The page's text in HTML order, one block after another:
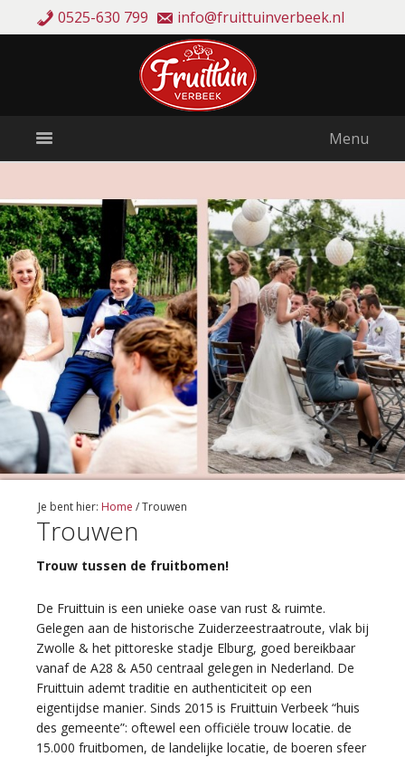
0525-630 799 info@fruittuinverbeek.nl
Menu
Je bent hier: Home /Trouwen
Trouwen
Trouw tussen de fruitbomen!
De Fruittuin is een unieke oase van rust & ruimte.
Gelegen aan de historische Zuiderzeestraatroute, vlak bij
Zwolle & het pittoreske stadje Elburg, goed bereikbaar
vanaf de A28 & A50 centraal gelegen in Nederland. De
Fruittuin ademt traditie en authenticiteit op een
eigentijdse manier. Sinds 2015 is Fruittuin Verbeek “huis
des gemeente”: oftewel een officiële trouw locatie. de
15.000 fruitbomen, de landelijke locatie, de boeren sfeer